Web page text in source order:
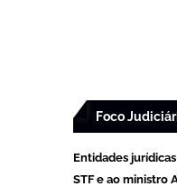
Foco
Entidades
STF e ao ministro